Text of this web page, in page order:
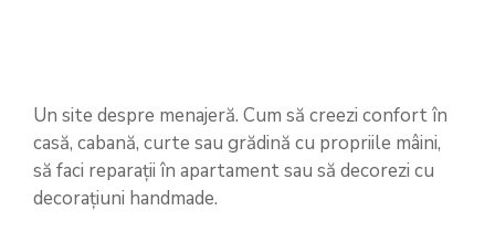
Un site despre menajeră. Cum să creezi confort în
casă, cabană, curte sau grădină cu propriile mâini,
să faci reparații în apartament sau să decorezi cu
decorațiuni handmade.